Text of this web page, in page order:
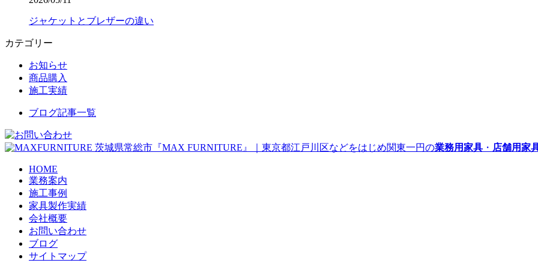
ジャケットとブレザーの違い
カテゴリー
お知らせ
商品購入
施工実績
ブログ記事一覧
茨城県常総市『MAX FURNITURE』｜東京都江戸川区などをはじめ関東一円の業務用家具 ・ 店舗用家
HOME
業務案内
施工事例
家具製作実績
会社概要
お問い合わせ
ブログ
サイトマップ